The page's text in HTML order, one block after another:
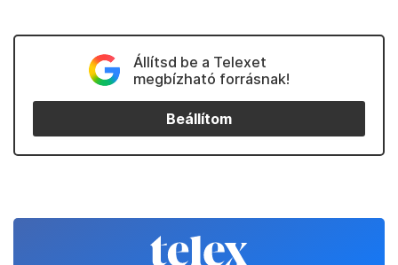
Állítsd be a Telexet
megbízható forrásnak!
Beállítom